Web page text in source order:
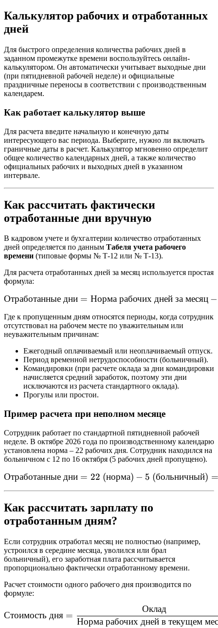
Калькулятор рабочих и отработанных
дней
Для быстрого определения количества рабочих дней в
заданном промежутке времени воспользуйтесь онлайн-
калькулятором. Он автоматически учитывает выходные дни
(при пятидневной рабочей неделе) и официальные
праздничные переносы в соответствии с производственным
календарем.
Как работает калькулятор выше
Для расчета введите начальную и конечную даты
интересующего вас периода. Выберите, нужно ли включать
граничные даты в расчет. Калькулятор мгновенно определит
общее количество календарных дней, а также количество
официальных рабочих и выходных дней в указанном
интервале.
Как рассчитать фактически
отработанные дни вручную
В кадровом учете и бухгалтерии количество отработанных
дней определяется по данным Табеля учета рабочего
времени (типовые формы № Т-12 или № Т-13).
Для расчета отработанных дней за месяц используется простая
формула:
\text{Отработанные дни}
Отработанные дни = Норма рабочих дней за месяц −
Где к пропущенным дням относятся периоды, когда сотрудник
отсутствовал на рабочем месте по уважительным или
неуважительным причинам:
Ежегодный оплачиваемый или неоплачиваемый отпуск.
Период временной нетрудоспособности (больничный).
Командировки (при расчете оклада за дни командировки
начисляется средний заработок, поэтому эти дни
исключаются из расчета стандартного оклада).
Прогулы или простои.
Пример расчета при неполном месяце
Сотрудник работает по стандартной пятидневной рабочей
неделе. В октябре 2026 года по производственному календарю
установлена норма – 22 рабочих дня. Сотрудник находился на
больничном с 12 по 16 октября (5 рабочих дней пропущено).
\text{Отработанные
Отработанные дни = 22 (норма) − 5 (больничный) =
Как рассчитать зарплату по
отработанным дням?
Если сотрудник отработал месяц не полностью (например,
устроился в середине месяца, уволился или брал
больничный), его заработная плата рассчитывается
пропорционально фактически отработанному времени.
Расчет стоимости одного рабочего дня производится по
формуле:
\text{Стоимость дня} =
Стоимость дня =
Норма рабочих дней в текущем
Оклад